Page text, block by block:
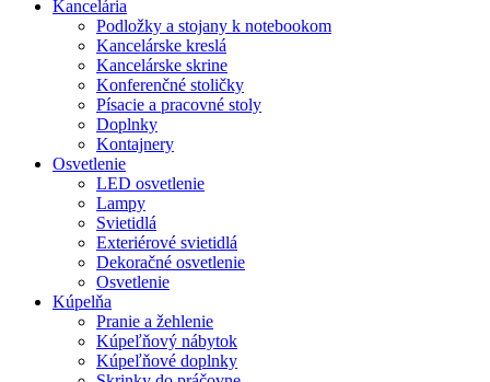
Kancelária
Podložky a stojany k notebookom
Kancelárske kreslá
Kancelárske skrine
Konferenčné stoličky
Písacie a pracovné stoly
Doplnky
Kontajnery
Osvetlenie
LED osvetlenie
Lampy
Svietidlá
Exteriérové svietidlá
Dekoračné osvetlenie
Osvetlenie
Kúpelňa
Pranie a žehlenie
Kúpeľňový nábytok
Kúpeľňové doplnky